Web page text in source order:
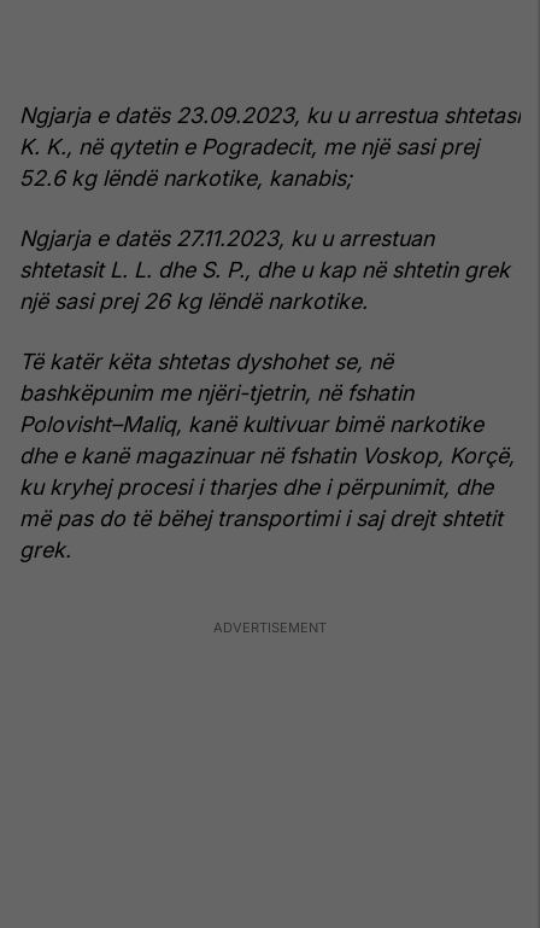
Ngjarja e datës 23.09.2023, ku u arrestua shtetasi
K. K., në qytetin e Pogradecit, me një sasi prej
52.6 kg lëndë narkotike, kanabis;
Ngjarja e datës 27.11.2023, ku u arrestuan
shtetasit L. L. dhe S. P., dhe u kap në shtetin grek
një sasi prej 26 kg lëndë narkotike.
Të katër këta shtetas dyshohet se, në
bashkëpunim me njëri-tjetrin, në fshatin
Polovisht–Maliq, kanë kultivuar bimë narkotike
dhe e kanë magazinuar në fshatin Voskop, Korçë,
ku kryhej procesi i tharjes dhe i përpunimit, dhe
më pas do të bëhej transportimi i saj drejt shtetit
grek.